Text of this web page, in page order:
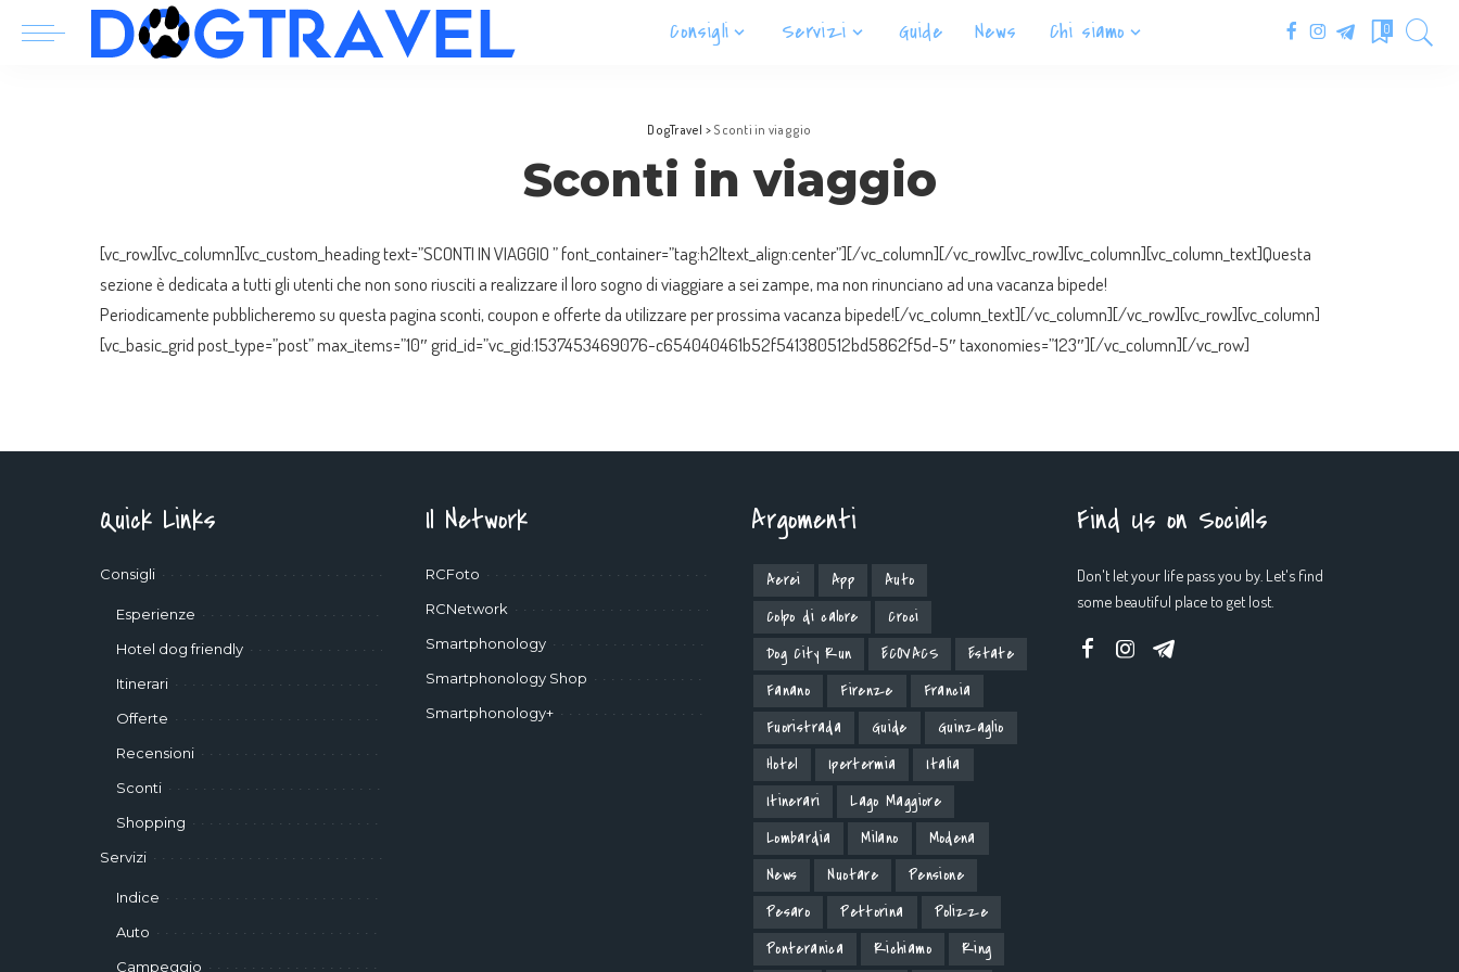
Consigli Servizi Guide News Chi siamo 0
DogTravel > Sconti in viaggio
Sconti in viaggio
[vc_row][vc_column][vc_custom_heading text=”SCONTI IN VIAGGIO ” font_container=”tag:h2|text_align:center”][/vc_column][/vc_row][vc_row][vc_column][vc_column_text]Questa
sezione è dedicata a tutti gli utenti che non sono riusciti a realizzare il loro sogno di viaggiare a sei zampe, ma non rinunciano ad una vacanza bipede!
Periodicamente pubblicheremo su questa pagina sconti, coupon e offerte da utilizzare per prossima vacanza bipede![/vc_column_text][/vc_column][/vc_row][vc_row][vc_column]
[vc_basic_grid post_type=”post” max_items=”10″ grid_id=”vc_gid:1537453469076-c654040461b52f541380512bd5862f5d-5″ taxonomies=”123″][/vc_column][/vc_row]
Quick Links
Consigli
Esperienze
Hotel dog friendly
Itinerari
Offerte
Recensioni
Sconti
Shopping
Servizi
Indice
Auto
Campeggio
Il Network
RCFoto
RCNetwork
Smartphonology
Smartphonology Shop
Smartphonology+
Argomenti
Aerei App
Auto
Colpo di calore
Croci
Dog City Run
ECOVACS
Estate
Fanano
Firenze
Francia
Fuoristrada
Guide
Guinzaglio
Hotel
Ipertermia
Italia
Itinerari
Lago Maggiore
Lombardia
Milano
Modena
News
Nuotare
Pensione
Pesaro
Pettorina
Polizze
Ponteranica
Richiamo
Ring
Find Us on Socials
Don't let your life pass you by. Let's find
some beautiful place to get lost.